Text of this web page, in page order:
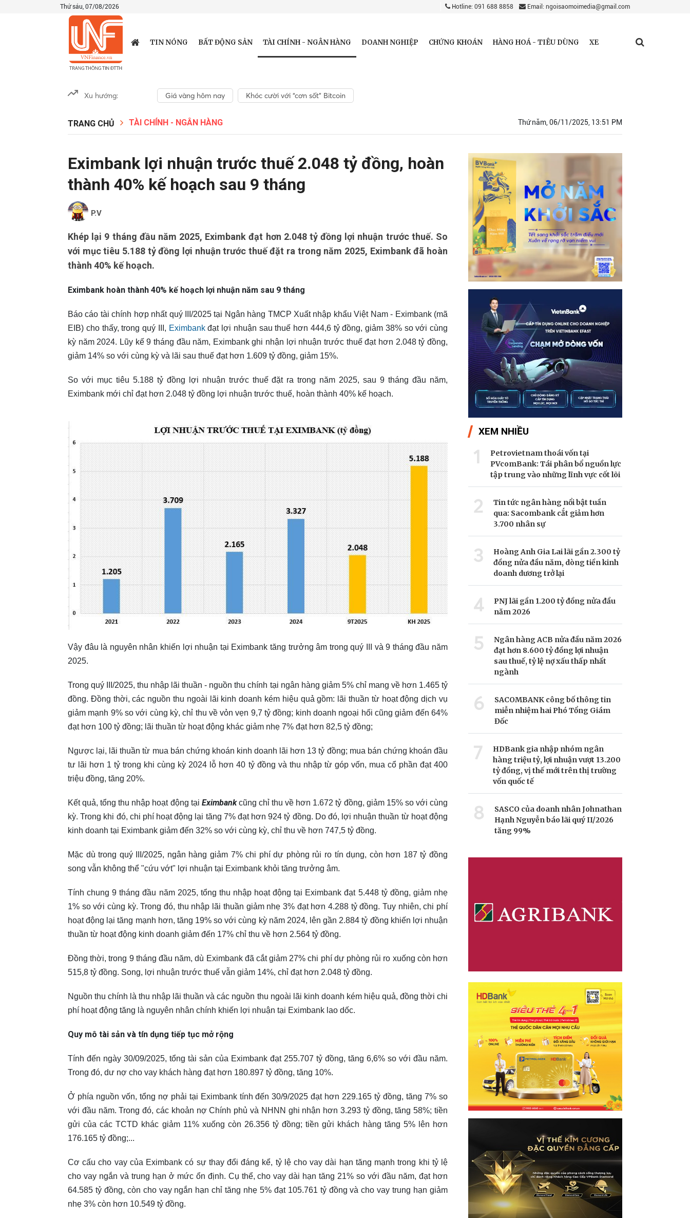
Thứ sáu, 07/08/2026 Hotline: 091 688 8858 Email: ngoisaomoimedia@gmail.com
TIN NÓNG BẤT ĐỘNG SẢN TÀI CHÍNH - NGÂN HÀNG DOANH NGHIỆP CHỨNG KHOÁN HÀNG HOÁ - TIÊU DÙNG XE
Xu hướng: Giá vàng hôm nay Khóc cười với “cơn sốt” Bitcoin
TRANG CHỦ TÀI CHÍNH - NGÂN HÀNG Thứ năm, 06/11/2025, 13:51 PM
Eximbank lợi nhuận trước thuế 2.048 tỷ đồng, hoàn
thành 40% kế hoạch sau 9 tháng
P.V
Khép lại 9 tháng đầu năm 2025, Eximbank đạt hơn 2.048 tỷ đồng lợi nhuận trước thuế. So
với mục tiêu 5.188 tỷ đồng lợi nhuận trước thuế đặt ra trong năm 2025, Eximbank đã hoàn
thành 40% kế hoạch.
Eximbank hoàn thành 40% kế hoạch lợi nhuận năm sau 9 tháng
Báo cáo tài chính hợp nhất quý III/2025 tại Ngân hàng TMCP Xuất nhập khẩu Việt Nam - Eximbank (mã
EIB) cho thấy, trong quý III, Eximbankđạt lợi nhuận sau thuế hơn 444,6 tỷ đồng, giảm 38% so với cùng
kỳ năm 2024. Lũy kế 9 tháng đầu năm, Eximbank ghi nhận lợi nhuận trước thuế đạt hơn 2.048 tỷ đồng,
giảm 14% so với cùng kỳ và lãi sau thuế đạt hơn 1.609 tỷ đồng, giảm 15%.
So với mục tiêu 5.188 tỷ đồng lợi nhuận trước thuế đặt ra trong năm 2025, sau 9 tháng đầu năm,
Eximbank mới chỉ đạt hơn 2.048 tỷ đồng lợi nhuận trước thuế, hoàn thành 40% kế hoạch.
Vậy đâu là nguyên nhân khiến lợi nhuận tại Eximbank tăng trưởng âm trong quý III và 9 tháng đầu năm
2025.
Trong quý III/2025, thu nhập lãi thuần - nguồn thu chính tại ngân hàng giảm 5% chỉ mang về hơn 1.465 tỷ
đồng. Đồng thời, các nguồn thu ngoài lãi kinh doanh kém hiệu quả gồm: lãi thuần từ hoạt động dịch vụ
giảm mạnh 9% so với cùng kỳ, chỉ thu về vỏn vẹn 9,7 tỷ đồng; kinh doanh ngoại hối cũng giảm đến 64%
đạt hơn 100 tỷ đồng; lãi thuần từ hoạt động khác giảm nhẹ 7% đạt hơn 82,5 tỷ đồng;
Ngược lại, lãi thuần từ mua bán chứng khoán kinh doanh lãi hơn 13 tỷ đồng; mua bán chứng khoán đầu
tư lãi hơn 1 tỷ trong khi cùng kỳ 2024 lỗ hơn 40 tỷ đồng và thu nhập từ góp vốn, mua cổ phần đạt 400
triệu đồng, tăng 20%.
Kết quả, tổng thu nhập hoạt động tại Eximbankcũng chỉ thu về hơn 1.672 tỷ đồng, giảm 15% so với cùng
kỳ. Trong khi đó, chi phí hoạt động lại tăng 7% đạt hơn 924 tỷ đồng. Do đó, lợi nhuận thuần từ hoạt động
kinh doanh tại Eximbank giảm đến 32% so với cùng kỳ, chỉ thu về hơn 747,5 tỷ đồng.
Mặc dù trong quý III/2025, ngân hàng giảm 7% chi phí dự phòng rủi ro tín dụng, còn hơn 187 tỷ đồng
song vẫn không thể "cứu vớt" lợi nhuận tại Eximbank khỏi tăng trưởng âm.
Tính chung 9 tháng đầu năm 2025, tổng thu nhập hoạt động tại Eximbank đạt 5.448 tỷ đồng, giảm nhẹ
1% so với cùng kỳ. Trong đó, thu nhập lãi thuần giảm nhẹ 3% đạt hơn 4.288 tỷ đồng. Tuy nhiên, chi phí
hoạt động lại tăng mạnh hơn, tăng 19% so với cùng kỳ năm 2024, lên gần 2.884 tỷ đồng khiến lợi nhuận
thuần từ hoạt động kinh doanh giảm đến 17% chỉ thu về hơn 2.564 tỷ đồng.
Đồng thời, trong 9 tháng đầu năm, dù Eximbank đã cắt giảm 27% chi phí dự phòng rủi ro xuống còn hơn
515,8 tỷ đồng. Song, lợi nhuận trước thuế vẫn giảm 14%, chỉ đạt hơn 2.048 tỷ đồng.
Nguồn thu chính là thu nhập lãi thuần và các nguồn thu ngoài lãi kinh doanh kém hiệu quả, đồng thời chi
phí hoạt động tăng là nguyên nhân chính khiến lợi nhuận tại Eximbank lao dốc.
Quy mô tài sản và tín dụng tiếp tục mở rộng
Tính đến ngày 30/09/2025, tổng tài sản của Eximbank đạt 255.707 tỷ đồng, tăng 6,6% so với đầu năm.
Trong đó, dư nợ cho vay khách hàng đạt hơn 180.897 tỷ đồng, tăng 10%.
Ở phía nguồn vốn, tổng nợ phải tại Eximbank tính đến 30/9/2025 đạt hơn 229.165 tỷ đồng, tăng 7% so
với đầu năm. Trong đó, các khoản nợ Chính phủ và NHNN ghi nhận hơn 3.293 tỷ đồng, tăng 58%; tiền
gửi của các TCTD khác giảm 11% xuống còn 26.356 tỷ đồng; tiền gửi khách hàng tăng 5% lên hơn
176.165 tỷ đồng;...
Cơ cấu cho vay của Eximbank có sự thay đổi đáng kể, tỷ lệ cho vay dài hạn tăng mạnh trong khi tỷ lệ
cho vay ngắn và trung hạn ở mức ổn định. Cụ thể, cho vay dài hạn tăng 21% so với đầu năm, đạt hơn
64.585 tỷ đồng, còn cho vay ngắn hạn chỉ tăng nhẹ 5% đạt 105.761 tỷ đồng và cho vay trung hạn giảm
nhẹ 3% còn hơn 10.549 tỷ đồng.
XEM NHIỀU
1
Petrovietnam thoái vốn tại
PVcomBank: Tái phân bổ nguồn lực
tập trung vào những lĩnh vực cốt lõi
2
Tin tức ngân hàng nổi bật tuần
qua: Sacombank cắt giảm hơn
3.700 nhân sự
3
Hoàng Anh Gia Lai lãi gần 2.300 tỷ
đồng nửa đầu năm, dòng tiền kinh
doanh dương trở lại
4
PNJ lãi gần 1.200 tỷ đồng nửa đầu
năm 2026
5
Ngân hàng ACB nửa đầu năm 2026
đạt hơn 8.600 tỷ đồng lợi nhuận
sau thuế, tỷ lệ nợ xấu thấp nhất
ngành
6
SACOMBANK công bố thông tin
miễn nhiệm hai Phó Tổng Giám
Đốc
7
HDBank gia nhập nhóm ngân
hàng triệu tỷ, lợi nhuận vượt 13.200
tỷ đồng, vị thế mới trên thị trường
vốn quốc tế
8
SASCO của doanh nhân Johnathan
Hạnh Nguyễn báo lãi quý II/2026
tăng 99%